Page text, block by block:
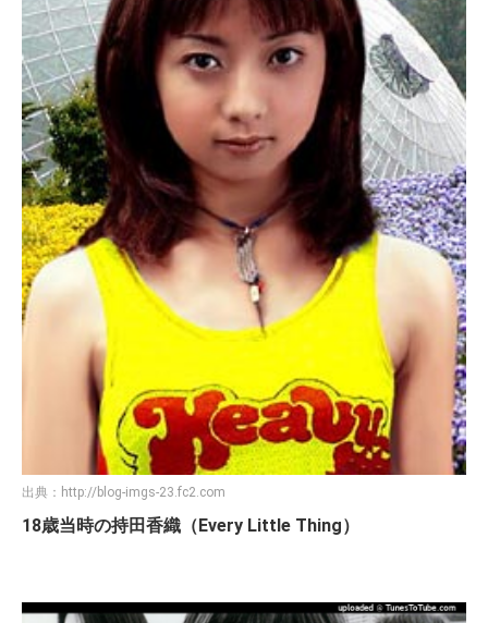
出典： http://blog-imgs-23.fc2.com
18歳当時の持田香織（Every Little Thing）